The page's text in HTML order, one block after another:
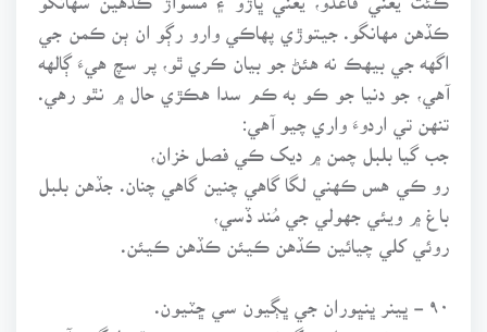
ڪڏهن مهانگو. جيتوڙي پهاڪي وارو رڳو ان ٻن ڪمن جي
اگهه جي بيهڪ نه هئڻ جو بيان ڪري ٿو، پر سچ هيءَ ڳالهه
آهي، جو دنيا جو ڪو به ڪم سدا هڪڙي حال ۾ نٿو رهي.
تنهن تي اردوءَ واري چيو آهي:
جب گيا بلبل چمن ۾ ديک ڪي فصل خزان،
رو ڪي هس ڪهني لگا گاهي چنين گاهي چنان. جڏهن بلبل
باغ ۾ ويئي جهولي جي مُند ڏسي،
روئي کلي چيائين ڪڏهن ڪيئن ڪڏهن ڪيئن.
ڀنڀور هڪڙو جبل ۾ ڳوٺ، جنهن ۾ سسئي ٿي لنگهي آهي،